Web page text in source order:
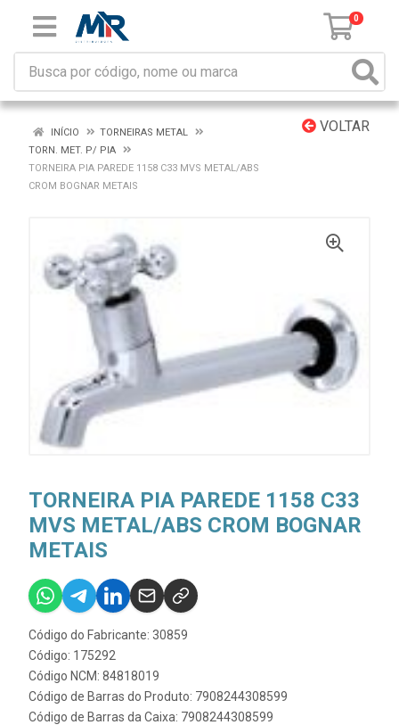
0
VOLTAR
INÍCIO
TORNEIRAS METAL
TORN. MET. P/ PIA
TORNEIRA PIA PAREDE 1158 C33 MVS METAL/ABS
CROM BOGNAR METAIS
TORNEIRA PIA PAREDE 1158 C33
MVS METAL/ABS CROM BOGNAR
METAIS
Código do Fabricante: 30859
Código: 175292
Código NCM: 84818019
Código de Barras do Produto: 7908244308599
Código de Barras da Caixa: 7908244308599